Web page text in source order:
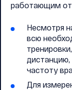
работающим от
Несмотря
всю
частоту
Для